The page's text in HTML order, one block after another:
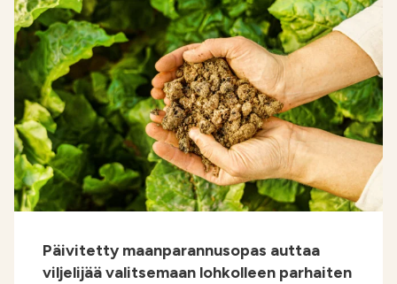
Päivitetty maanparannusopas auttaa
viljelijää valitsemaan lohkolleen parhaiten